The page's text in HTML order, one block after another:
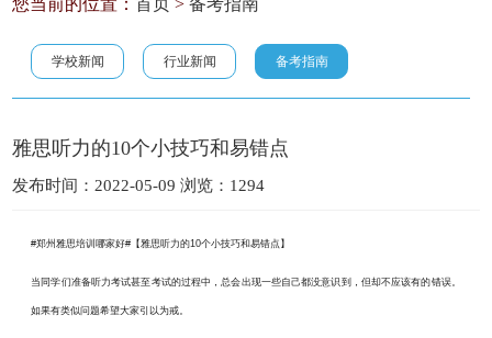
您当前的位置：首页 >备考指南
学校新闻 行业新闻 备考指南
雅思听力的10个小技巧和易错点
发布时间：2022-05-09 浏览：1294
#郑州雅思培训哪家好#【雅思听力的10个小技巧和易错点】
当同学们准备听力考试甚至考试的过程中，总会出现一些自己都没意识到，但却不应该有的错误。
如果有类似问题希望大家引以为戒。